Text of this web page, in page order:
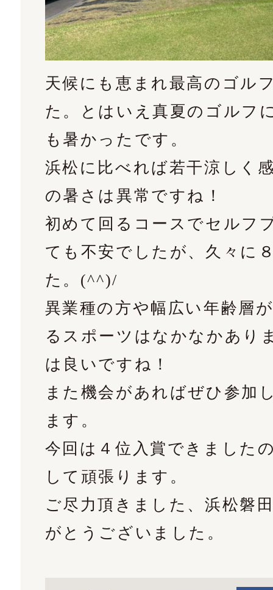
天候にも恵まれ最高のゴル
た。とはいえ真夏のゴルフ
も暑かったです。
浜松に比べれば若干涼しく
の暑さは異常ですね！
初めて回るコースでセルフ
ても不安でしたが、久々に
た。(^^)/
異業種の方や幅広い年齢層
るスポーツはなかなかあり
は良いですね！
また機会があればぜひ参加
ます。
今回は４位入賞できました
して頑張ります。
ご尽力頂きました、浜松磐
がとうございました。